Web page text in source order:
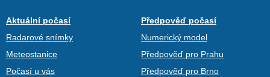
Aktuální počasí
Radarové snímky
Meteostanice
Počasí u vás
Předpověď počasí
Numerický model
Předpověď pro Prahu
Předpověď pro Brno